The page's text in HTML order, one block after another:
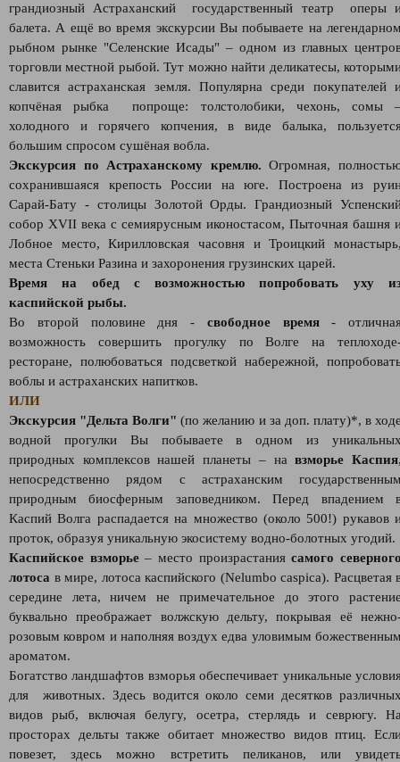
грандиозный Астраханский государственный театр оперы
балета. А ещё во время экскурсии Вы побываете на
рыбном рынке "Селенские Исады" – одном из главных
торговли местной рыбой. Тут можно найти деликатесы,
славится астраханская земля. Популярна среди покупателей
копчёная рыбка попроще: толстолобики, чехонь, сомы
холодного и горячего копчения, в виде балыка,
большим спросом сушёная вобла.
Экскурсия по Астраханскому кремлю. Огромная,
сохранившаяся крепость России на юге. Построена из
Сарай-Бату - столицы Золотой Орды. Грандиозный
собор XVII века с семиярусным иконостасом, Пыточная башня
Лобное место, Кирилловская часовня и Троицкий
места Стеньки Разина и захоронения грузинских царей.
Время на обед с возможностью попробовать уху
каспийской рыбы.
Во второй половине дня - свободное время-
возможность совершить прогулку по Волге на
ресторане, полюбоваться подсветкой набережной,
воблы и астраханских напитков.
ИЛИ
Экскурсия "Дельта Волги" (по желанию и за доп. плату)*, в
водной прогулки Вы побываете в одном из
природных комплексов нашей планеты – навзморье Каспия
непосредственно рядом с астраханским
природным биосферным заповедником. Перед впадением
Каспий Волга распадается на множество (около 500!) рукавов
проток, образуя уникальную экосистему водно-болотных угодий.
Каспийское взморье– место произрастаниясамого
лотоса в мире, лотоса каспийского (Nelumbo caspica). Расцветая
середине лета, ничем не примечательное до этого
буквально преображает волжскую дельту, покрывая её
розовым ковром и наполняя воздух едва уловимым
ароматом.
Богатство ландшафтов взморья обеспечивает уникальные
для животных. Здесь водится около семи десятков
видов рыб, включая белугу, осетра, стерлядь и севрюгу.
просторах дельты также обитает множество видов птиц.
повезет, здесь можно встретить пеликанов, или